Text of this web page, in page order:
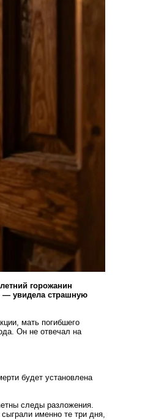
горожанин
— увидела страшную
мать погибшего
Он не отвечал на
будет установлена
следы разложения.
именно те три дня,